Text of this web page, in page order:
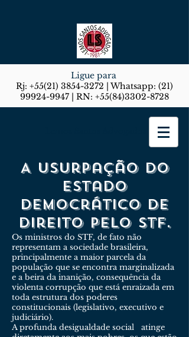
Ligue para
Rj: +55(21) 3854-3272 | Whatsapp: (21)
99924-9947 | RN: +55(84)3302-8728
A usurpação do
estado
democrático de
direito pelo stf.
Os ministros do STF, de fato não
representam a sociedade brasileira,
principalmente a maior parcela da
população que se encontra marginalizada
e a beira da inanição, consequência da
violenta corrupção que está enraizada em
toda estrutura dos poderes
constitucionais (legislativo, executivo e
judiciário).
A profunda desigualdade social atinge